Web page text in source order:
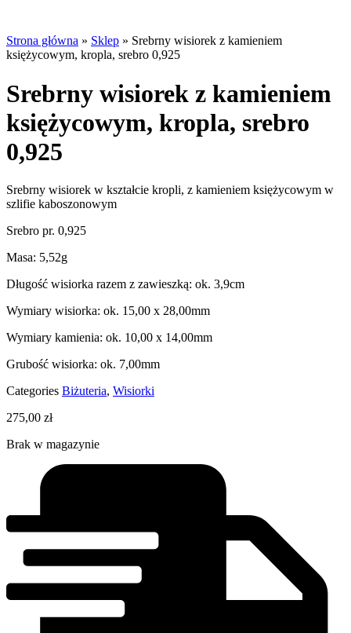
Strona główna » Sklep » Srebrny wisiorek z kamieniem
księżycowym, kropla, srebro 0,925
Srebrny wisiorek z kamieniem
księżycowym, kropla, srebro
0,925
Srebrny wisiorek w kształcie kropli, z kamieniem księżycowym w
szlifie kaboszonowym
Srebro pr. 0,925
Masa: 5,52g
Długość wisiorka razem z zawieszką: ok. 3,9cm
Wymiary wisiorka: ok. 15,00 x 28,00mm
Wymiary kamienia: ok. 10,00 x 14,00mm
Grubość wisiorka: ok. 7,00mm
Categories Biżuteria, Wisiorki
275,00 zł
Brak w magazynie